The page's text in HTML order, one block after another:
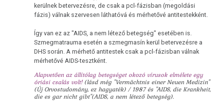
Biológiai
Biológiai
természettörvény
kerülnek betervezésre, de csak a pcl-fázisban (megoldási
fázis) válnak szervesen láthatóvá és mérhetővé antitestekként.
Így van ez az "AIDS, a nem létező betegség" esetében is.
Szmegmatrauma esetén a szmegmasín kerül betervezésre a
DHS során. A mérhető antitestek csak a pcl-fázisban válnak
mérhetővé AIDS-tesztként.
Alapvetően az állítólag betegséget okozó vírusok elmélete egy
óriási csalás volt!(lásd még "Vermächtnis einer Neuen Medizin"
(Új Orvostudomány, ez hagyaték) / 1987 és "AIDS, die Krankheit,
die es gar nicht gibt"(AIDS, a nem létező betegség).